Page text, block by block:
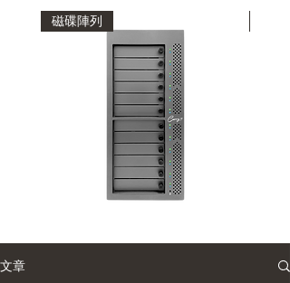
磁碟陣列
Carry
Carry
文章